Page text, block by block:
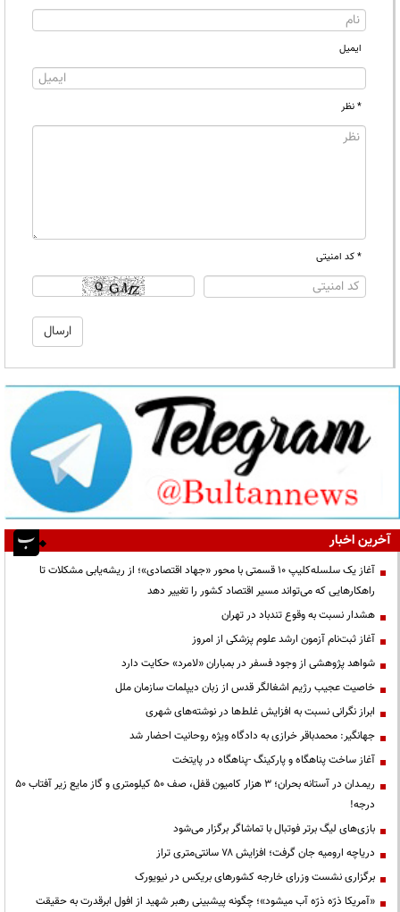
ایمیل
* نظر
* کد امنیتی
آخرین اخبار
آغاز یک سلسله‌کلیپ ۱۰ قسمتی با محور «جهاد اقتصادی»؛ از ریشه‌یابی مشکلات تا
راهکارهایی که می‌تواند مسیر اقتصاد کشور را تغییر دهد
هشدار نسبت به وقوع تندباد در تهران
آغاز ثبت‌نام آزمون ارشد علوم پزشکی از امروز
شواهد پژوهشی از وجود فسفر در بمباران «لامرد» حکایت دارد
خاصیت عجیب رژیم اشغالگر قدس از زبان دیپلمات سازمان ملل
ابراز نگرانی نسبت به افزایش غلط‌ها در نوشته‌های شهری
جهانگیر: محمدباقر خرازی به دادگاه ویژه روحانیت احضار شد
آغاز ساخت پناهگاه و پارکینگ -پناهگاه در پایتخت
ریمـدان در آستانه بحران؛ ۳ هزار کامیون قفل، صف ۵۰ کیلومتری و گاز مایع زیر آفتاب ۵۰
درجه!
بازی‌های لیگ برتر فوتبال با تماشاگر برگزار می‌شود
دریاچه ارومیه جان گرفت؛ افزایش ۷۸ سانتی‌متری تراز
برگزاری نشست وزرای خارجه کشورهای بریکس در نیویورک
«آمریکا ذرّه ذرّه آب میشود»؛ چگونه پیشبینی رهبر شهید از افول ابرقدرت به حقیقت